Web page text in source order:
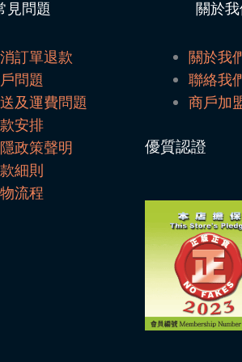
見問題
訂單退款
問題
及運費問題
安排
政策聲明
細則
流程
關於
關於我
聯絡我
商戶加
優質認證